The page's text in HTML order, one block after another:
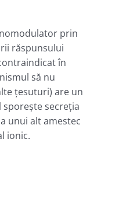
prin
răspunsului
în
să nu
ţesuturi) are un
secreţia
unui alt amestec
ionic.